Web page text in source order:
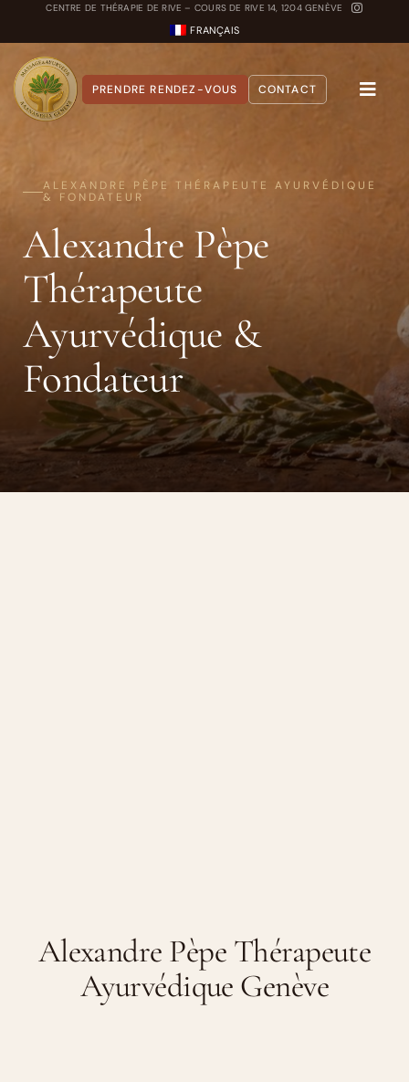
contenu
CENTRE DE THÉRAPIE DE RIVE – COURS DE RIVE 14, 1204 GENÈVE
FRANÇAIS
Toggle
Nos Soins
Carnet Ayurvédique
Quiz Dosha
PRENDRE RENDEZ-VOUS CONTACT
ALEXANDRE PÈPE THÉRAPEUTE AYURVÉDIQUE
& FONDATEUR
Alexandre Pèpe
Thérapeute
Ayurvédique &
Fondateur
Alexandre Pèpe Thérapeute
Ayurvédique Genève